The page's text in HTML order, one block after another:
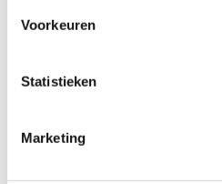
Voorkeuren
Statistieken
Marketing
Veelgestelde vragen